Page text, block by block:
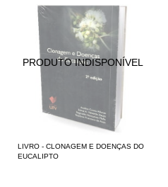
LIVRO - CLONAGEM E DOENÇAS DO
EUCALIPTO